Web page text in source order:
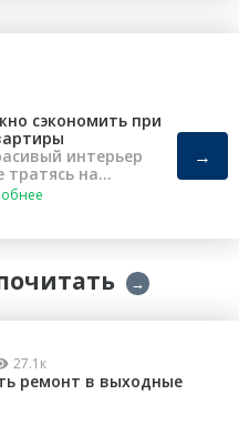
сэкономить при
интерьер
на
→
→
27.1к
ремонт в выходные